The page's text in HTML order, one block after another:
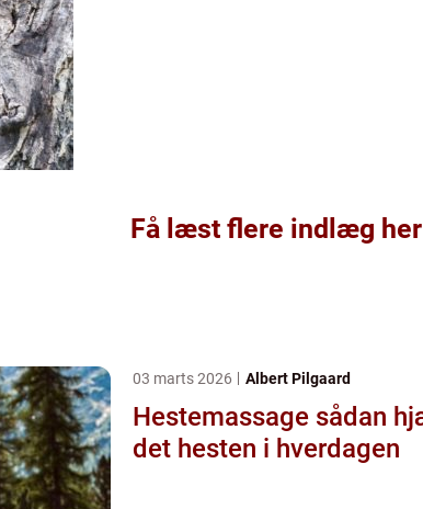
Få læst flere indlæg her
03 marts 2026 Albert Pilgaard
Hestemassage sådan hjælper
det hesten i hverdagen